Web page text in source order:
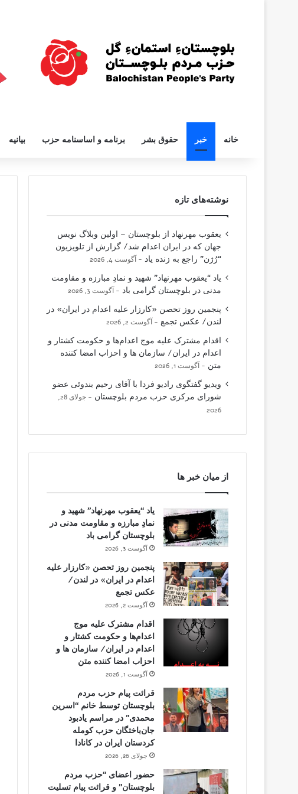
خانه خبر حقوق بشر برنامه و اساسنامه حزب بیانیه
نوشته‌های تازه
یعقوب مهرنهاد از بلوچستان – اولین وبلاگ نویس
جهان که در ایران اعدام شد/ گزارش از تلویزیون
“رُژن” راجع به زنده یاد
آگوست 4, 2026
یاد “یعقوب مهرنهاد” شهید و نمادِ مبارزه و مقاومت
مدنی در بلوچستان گرامی باد
آگوست 3, 2026
پنجمین روز تحصن «کارزار علیه اعدام در ایران» در
لندن/ عکس تجمع
آگوست 2, 2026
اقدام مشترک علیه موج اعدام‌ها و حکومت کشتار و
اعدام در ایران/ سازمان ها و احزاب امضا کننده
متن
آگوست 1, 2026
ویدیو گفتگوی رادیو فردا با آقای رحیم بندوئی عضو
شورای مرکزی حزب مردم بلوچستان
جولای 28,
2026
از میان خبر ها
یاد “یعقوب مهرنهاد” شهید و
نمادِ مبارزه و مقاومت مدنی در
بلوچستان گرامی باد
آگوست 3, 2026
پنجمین روز تحصن «کارزار علیه
اعدام در ایران» در لندن/
عکس تجمع
آگوست 2, 2026
اقدام مشترک علیه موج
اعدام‌ها و حکومت کشتار و
اعدام در ایران/ سازمان ها و
احزاب امضا کننده متن
آگوست 1, 2026
قرائت پیام حزب مردم
بلوچستان توسط خانم “اسرین
محمدی” در مراسم یادبود
جان‌باختگان حزب کومله
کردستان ایران در کانادا
جولای 26, 2026
حضور اعضای “حزب مردم
بلوچستان” و قرائت پیام تسلیت